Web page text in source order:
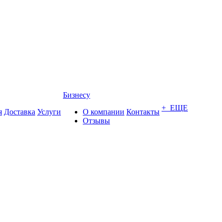
Доставка Услуги
Бизнесу
О компании
Отзывы
Контакты + ЕЩЕ